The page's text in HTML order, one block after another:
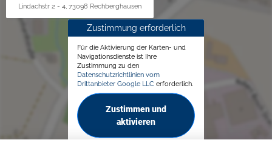
Lindachstr 2 - 4, 73098 Rechberghausen
Zustimmung erforderlich
Für die Aktivierung der Karten- und
Navigationsdienste ist Ihre
Zustimmung zu den
Datenschutzrichtlinien vom
Drittanbieter Google LLC erforderlich.
Zustimmen und
aktivieren